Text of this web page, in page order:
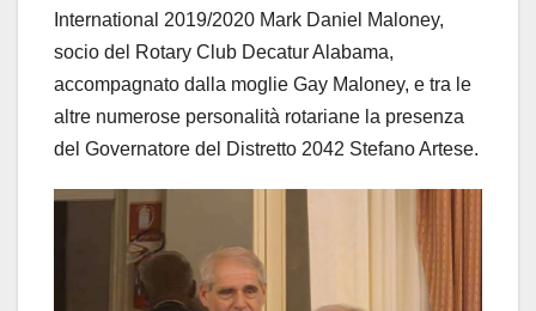
International 2019/2020 Mark Daniel Maloney,
socio del Rotary Club Decatur Alabama,
accompagnato dalla moglie Gay Maloney, e tra le
altre numerose personalità rotariane la presenza
del Governatore del Distretto 2042 Stefano Artese.